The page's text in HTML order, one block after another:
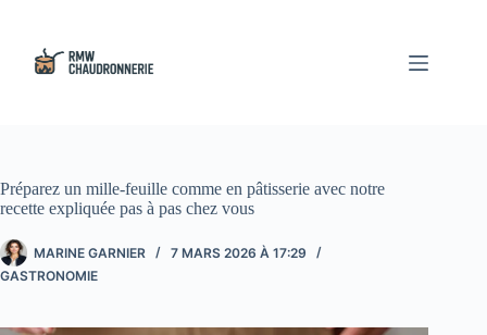
contenu
Préparez un mille-feuille comme en pâtisserie avec notre
recette expliquée pas à pas chez vous
MARINE GARNIER
7 MARS 2026 À 17:29
GASTRONOMIE